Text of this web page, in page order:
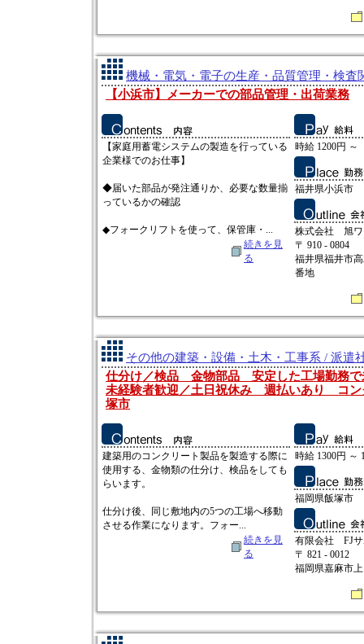
機械・電気・電子の生産・品質管理・検査
【小浜市】メーカーでの部品管理・出荷業務
【家庭用蓄電システムの製造を行っている
企業様でのお仕事】
◆届いた部品が発注通りか、必要な数量揃
っているかの確認
◆フォークリフトを使って、保管庫・...
続きを見
る
時給 1200円 ～
福井県小浜市
株式会社 旭ワ
〒 910 - 0804
福井県福井市
番地
その他の建築・設備・土木・工事系 / 派遣
仕分け／検品 金物部品 安定した工場勤務
未経験者歓迎／土日祝休み 週払いあり コ
塚市
建築用のコンクリート製品を製造する際に
使用する、金物類の仕分け、検品をしても
らいます。
仕分け後、同じ敷地内の5つの工場へ移動
させる作業になります。フォー...
続きを見
る
時給 1300円 ～
福岡県飯塚市
有限会社 FJサ
〒 821 - 0012
福岡県嘉麻市